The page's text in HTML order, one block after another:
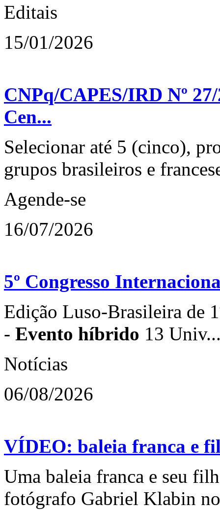
Editais
15/01/2026
CNPq/CAPES/IRD Nº
Cen...
Selecionar até 5 (cinco),
grupos brasileiros e
Agende-se
16/07/2026
5º Congresso
Edição Luso-Brasileira de
- Evento híbrido 13
Notícias
06/08/2026
VÍDEO: baleia franca e
Uma baleia franca e seu
fotógrafo Gabriel Klabin